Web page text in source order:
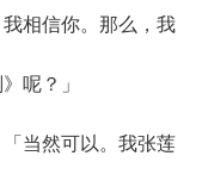
相信你。那么，我
呢？」
当然可以。我张莲